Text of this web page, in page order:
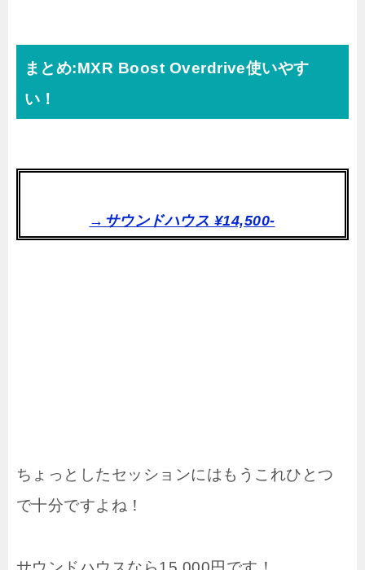
まとめ:MXR Boost Overdrive使いやす
い！
→サウンドハウス ¥14,500-
ちょっとしたセッションにはもうこれひとつ
で十分ですよね！